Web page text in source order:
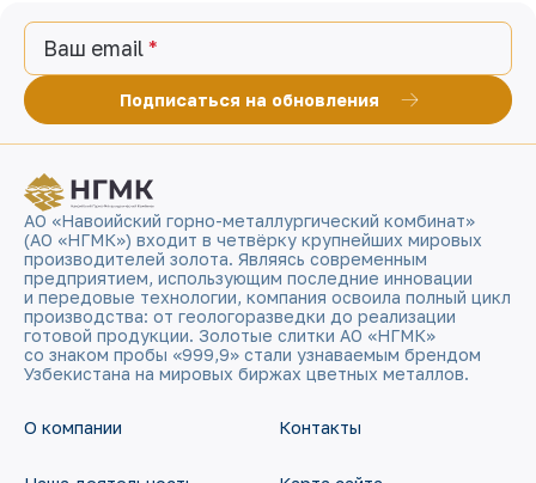
Ваш email
Подписаться на обновления
АО «Навоийский горно-металлургический комбинат»
(АО «НГМК») входит в четвёрку крупнейших мировых
производителей золота. Являясь современным
предприятием, использующим последние инновации
и передовые технологии, компания освоила полный цикл
производства: от геологоразведки до реализации
готовой продукции. Золотые слитки АО «НГМК»
со знаком пробы «999,9» стали узнаваемым брендом
Узбекистана на мировых биржах цветных металлов.
О компании Контакты